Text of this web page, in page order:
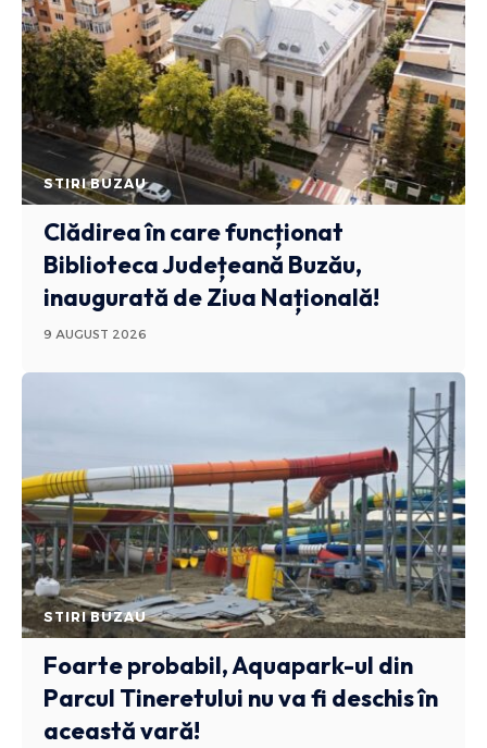
STIRI BUZAU
Clădirea în care funcționat
Biblioteca Județeană Buzău,
inaugurată de Ziua Națională!
9 AUGUST 2026
STIRI BUZAU
Foarte probabil, Aquapark-ul din
Parcul Tineretului nu va fi deschis în
această vară!